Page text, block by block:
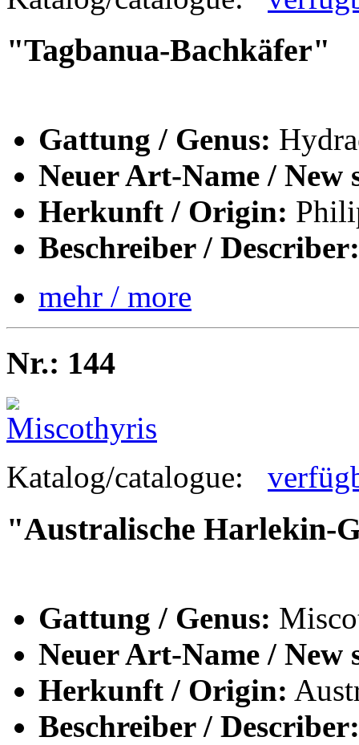
"Tagbanua-Bachkäfer"
Gattung / Genus:
Neuer Art-Name / New
Herkunft / Origin:
Beschreiber / Describer:
mehr / more
Nr.: 144
Katalog/catalogue:
"Australische Harlekin-
Gattung / Genus:
Neuer Art-Name / New
Herkunft / Origin:
Beschreiber / Describer: